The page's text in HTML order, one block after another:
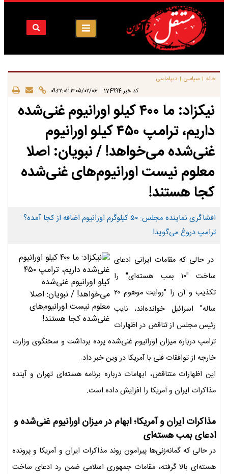
خانه | سیاسی | دیپلماسی
کد خبر 174994 ۱۴۰۵/۰۲/۰۶ ۰۹:۲۲:۰۲
نیکزاد: ما ۴۰۰ کیلو اورانیوم غنی‌شده
داریم، ترامپ ۴۵۰ کیلو اورانیوم
غنی‌شده می‌خواهد! / نبویان: اصلا
معلوم نیست اورانیوم‌های غنی‌شده
کجا هستند!
افشاگری نماینده مجلس: ۵۰ کیلوگرم اورانیوم اضافه از کجا آمده؟
ترامپ دروغ می‌گوید!
در حالی که مقامات ایرانی ادعای
ساخت "۱۰ بمب هسته‌ای" را
تکذیب و آن را "روایت موهوم ۲۰
ساله" اسرائیل خوانده‌اند، نایب
رئیس مجلس از تناقض در اظهارات
ترامپ درباره میزان اورانیوم غنی‌شده پرده برداشت و سخنگوی وزارت
خارجه از توافقات فنی با آمریکا در وین خبر داد.
این اظهارات متناقض، ابهامات درباره برنامه هسته‌ای تهران و آینده
مذاکرات ایران و آمریکا را افزایش داده است.
مذاکرات ایران و آمریکا؛ ابهام در میزان اورانیوم غنی‌شده و
ادعای بمب هسته‌ای
در حالی که گمانه‌زنی‌ها پیرامون روند مذاکرات ایران و آمریکا و پرونده
هسته‌ای بالا گرفته، مقامات جمهوری اسلامی ضمن رد ادعای ساخت